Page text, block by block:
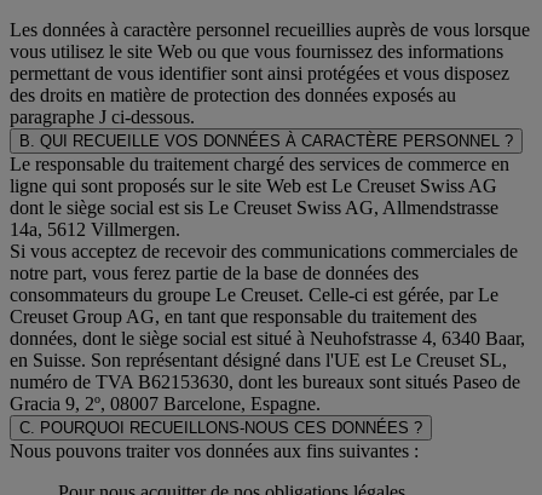
Les données à caractère personnel recueillies auprès de vous lorsque
vous utilisez le site Web ou que vous fournissez des informations
permettant de vous identifier sont ainsi protégées et vous disposez
des droits en matière de protection des données exposés au
paragraphe J ci-dessous.
B. QUI RECUEILLE VOS DONNÉES À CARACTÈRE PERSONNEL ?
Le responsable du traitement chargé des services de commerce en
ligne qui sont proposés sur le site Web est Le Creuset Swiss AG
dont le siège social est sis Le Creuset Swiss AG, Allmendstrasse
14a, 5612 Villmergen.
Si vous acceptez de recevoir des communications commerciales de
notre part, vous ferez partie de la base de données des
consommateurs du groupe Le Creuset. Celle-ci est gérée, par Le
Creuset Group AG, en tant que responsable du traitement des
données, dont le siège social est situé à Neuhofstrasse 4, 6340 Baar,
en Suisse. Son représentant désigné dans l'UE est Le Creuset SL,
numéro de TVA B62153630, dont les bureaux sont situés Paseo de
Gracia 9, 2º, 08007 Barcelone, Espagne.
C. POURQUOI RECUEILLONS-NOUS CES DONNÉES ?
Nous pouvons traiter vos données aux fins suivantes :